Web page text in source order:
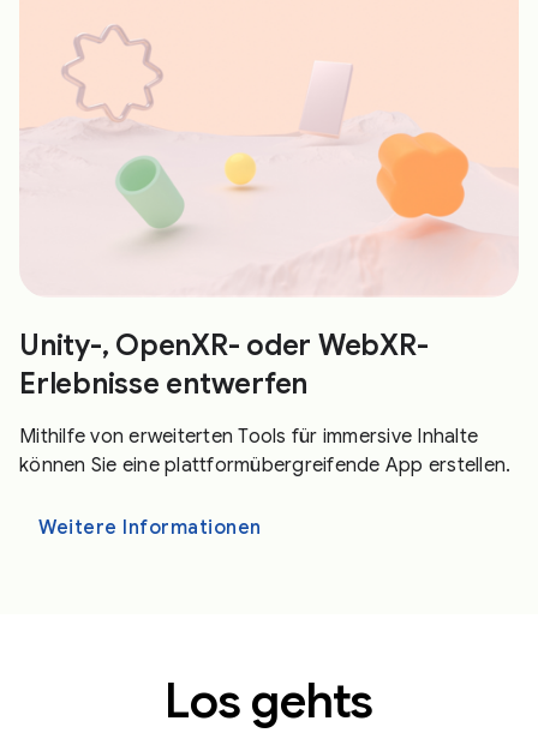
Unity-, OpenXR- oder WebXR-
Erlebnisse entwerfen
Mithilfe von erweiterten Tools für immersive Inhalte
können Sie eine plattformübergreifende App erstellen.
Weitere Informationen
Los gehts